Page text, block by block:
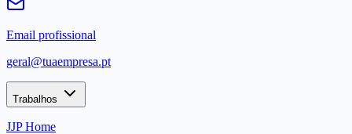
Email profissional
geral@tuaempresa.pt
Trabalhos
JJP Home